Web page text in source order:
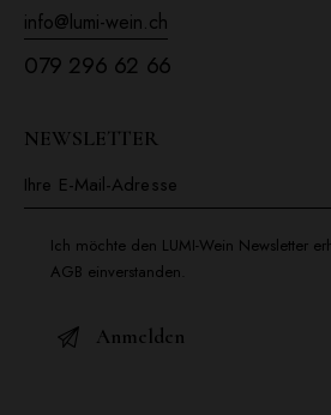
info@lumi-wein.ch
079 296 62 66
NEWSLETTER
Ich möchte den LUMI-Wein Newsletter
AGB einverstanden.